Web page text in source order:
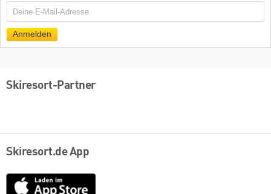
E-
Anmelden
Skiresort-Partner
Skiresort.de App
App